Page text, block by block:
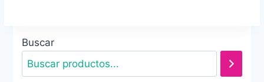
Buscar